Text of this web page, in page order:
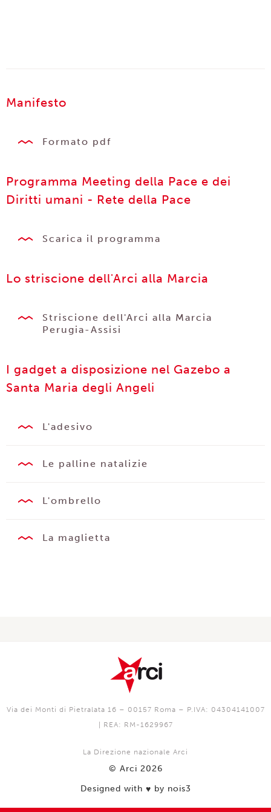
Manifesto
Formato pdf
Programma Meeting della Pace e dei
Diritti umani - Rete della Pace
Scarica il programma
Lo striscione dell'Arci alla Marcia
Striscione dell'Arci alla Marcia
Perugia-Assisi
I gadget a disposizione nel Gazebo a
Santa Maria degli Angeli
L'adesivo
Le palline natalizie
L'ombrello
La maglietta
Via dei Monti di Pietralata 16 – 00157 Roma – P.IVA: 04304141007
| REA: RM-1629967
La Direzione nazionale Arci
© Arci 2026
Designed with ♥️ by nois3